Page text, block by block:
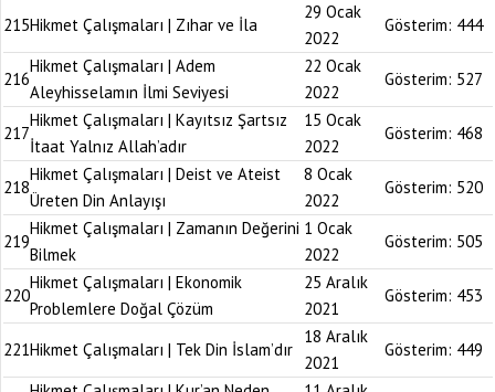
215Hikmet Çalışmaları | Zıhar ve İla
29 Ocak
2022
Gösterim: 444
216
Hikmet Çalışmaları | Adem
Aleyhisselamın İlmi Seviyesi
22 Ocak
2022
Gösterim: 527
217
Hikmet Çalışmaları | Kayıtsız Şartsız
İtaat Yalnız Allah’adır
15 Ocak
2022
Gösterim: 468
218
Hikmet Çalışmaları | Deist ve Ateist
Üreten Din Anlayışı
8 Ocak
2022
Gösterim: 520
219
Hikmet Çalışmaları | Zamanın Değerini
Bilmek
1 Ocak
2022
Gösterim: 505
220
Hikmet Çalışmaları | Ekonomik
Problemlere Doğal Çözüm
25 Aralık
2021
Gösterim: 453
221Hikmet Çalışmaları | Tek Din İslam’dır
18 Aralık
2021
Gösterim: 449